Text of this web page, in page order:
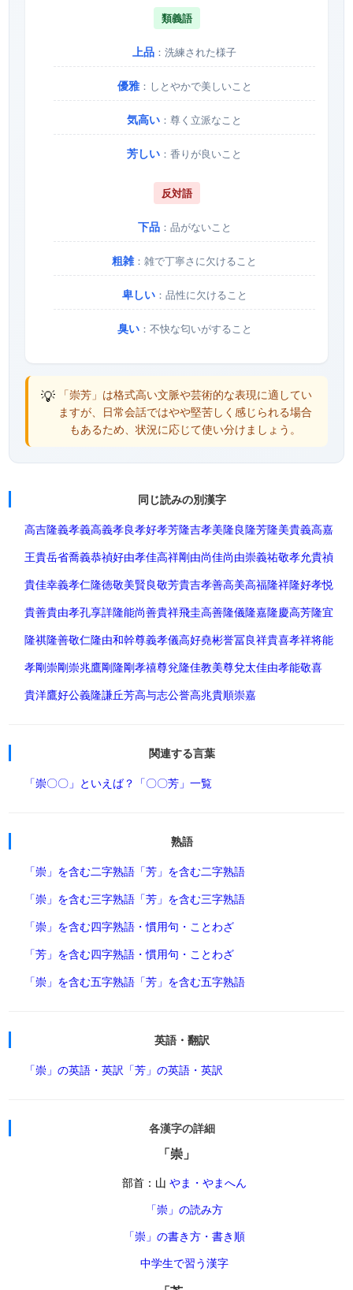
類義語
上品 ：洗練された様子
優雅：しとやかで美しいこと
気高い ：尊く立派なこと
芳しい ：香りが良いこと
反対語
下品：品がないこと
粗雑：雑で丁寧さに欠けること
卑しい：品性に欠けること
臭い：不快な匂いがすること
💡 「崇芳」は格式高い文脈や芸術的な表現に適してい
ますが、日常会話ではやや堅苦しく感じられる場合
もあるため、状況に応じて使い分けましょう。
同じ読みの別漢字
高吉隆義孝義高義孝良孝好孝芳隆吉孝美隆良隆芳隆美貴義高嘉
王貴岳省喬義恭禎好由孝佳高祥剛由尚佳尚由崇義祐敬孝允貴禎
貴佳幸義孝仁隆徳敬美賢良敬芳貴吉孝善高美高福隆祥隆好孝悦
貴善貴由孝孔享詳隆能尚善貴祥飛圭高善隆儀隆嘉隆慶高芳隆宜
隆祺隆善敬仁隆由和幹尊義孝儀高好堯彬誉冨良祥貴喜孝祥将能
孝剛崇剛崇兆鷹剛隆剛孝禧尊兊隆佳教美尊兌太佳由孝能敬喜
貴洋鷹好公義隆謙丘芳高与志公誉高兆貴順崇嘉
関連する言葉
「崇〇〇」といえば？ 「〇〇芳」一覧
熟語
「崇」を含む二字熟語 「芳」を含む二字熟語
「崇」を含む三字熟語 「芳」を含む三字熟語
「崇」を含む四字熟語・慣用句・ことわざ
「芳」を含む四字熟語・慣用句・ことわざ
「崇」を含む五字熟語 「芳」を含む五字熟語
英語・翻訳
「崇」の英語・英訳 「芳」の英語・英訳
各漢字の詳細
「崇」
部首：山 やま・やまへん
「崇」の読み方
「崇」の書き方・書き順
中学生で習う漢字